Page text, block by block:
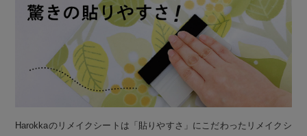
Harokkaのリメイクシートは「貼りやすさ」にこだわったリメイクシ